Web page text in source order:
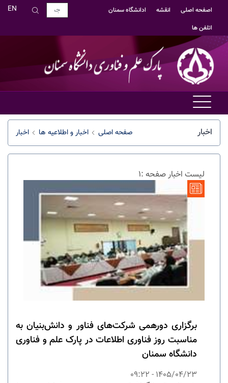
اصفحه اصلی انقشه
ادانشگاه سمنان
اتلفن ها
EN
اخبار صفحه اصلی اخبار و اطلاعیه ها اخبار
لیست اخبار صفحه :1
برگزاری دورهمی شرکت‌های فناور و دانش‌بنیان به
مناسبت روز فناوری اطلاعات در پارک علم و فناوری
دانشگاه سمنان
1405/04/23 - 09:22